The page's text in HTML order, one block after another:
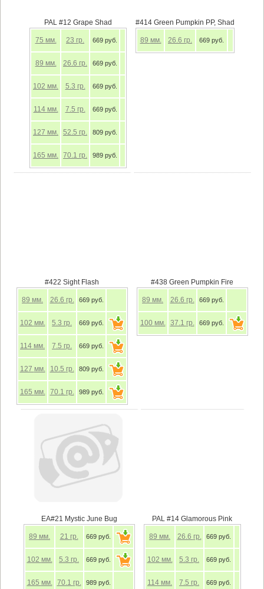
PAL #12 Grape Shad
75 мм. 23 гр. 669 руб.
89 мм. 26.6 гр. 669 руб.
102 мм. 5.3 гр. 669 руб.
114 мм. 7.5 гр. 669 руб.
127 мм. 52.5 гр. 809 руб.
165 мм. 70.1 гр. 989 руб.
#414 Green Pumpkin PP, Shad
89 мм. 26.6 гр. 669 руб.
#422 Sight Flash
89 мм. 26.6 гр. 669 руб.
102 мм. 5.3 гр. 669 руб.
114 мм. 7.5 гр. 669 руб.
127 мм. 10.5 гр. 809 руб.
165 мм. 70.1 гр. 989 руб.
#438 Green Pumpkin Fire
89 мм. 26.6 гр. 669 руб.
100 мм. 37.1 гр. 669 руб.
EA#21 Mystic June Bug
89 мм. 21 гр. 669 руб.
102 мм. 5.3 гр. 669 руб.
165 мм. 70.1 гр. 989 руб.
PAL #14 Glamorous Pink
89 мм. 26.6 гр. 669 руб.
102 мм. 5.3 гр. 669 руб.
114 мм. 7.5 гр. 669 руб.